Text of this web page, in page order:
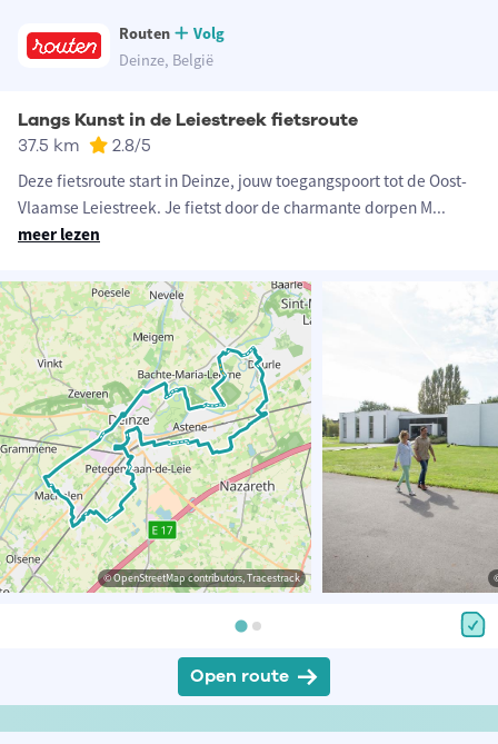
Routen
Volg
Deinze, België
Langs Kunst in de Leiestreek fietsroute
37.5 km 2.8/5
Deze fietsroute start in Deinze, jouw toegangspoort tot de Oost-
Vlaamse Leiestreek. Je fietst door de charmante dorpen M...
meer lezen
© OpenStreetMap contributors, Tracestrack
Open route